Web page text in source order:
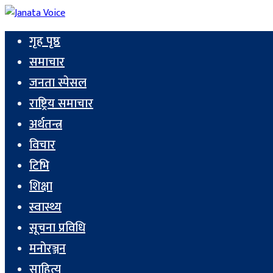
गृह पृष्ठ
समाचार
जनता स्पेसल
राष्ट्रिय समाचार
अर्थतन्त्र
विचार
टिभि
शिक्षा
स्वास्थ्य
सूचना प्रविधि
मनोरञ्जन